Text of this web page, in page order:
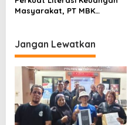
Masyarakat, PT MBK
Jangan Lewatkan